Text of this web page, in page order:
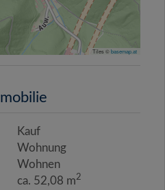
Tiles ©basemap.at
Kauf
Wohnung
Wohnen
ca. 52,08 m2